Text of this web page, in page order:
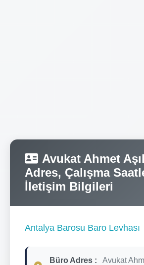
Avukat Ahmet
Adres, Çalışma
İletişim Bilgileri
Antalya Barosu Baro Levhası
Büro Adres :
Avukat